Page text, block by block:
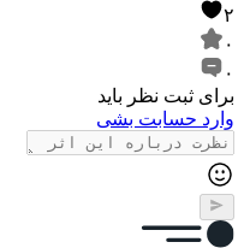
۲
۰
۰
برای ثبت نظر باید
وارد حسابت بشی